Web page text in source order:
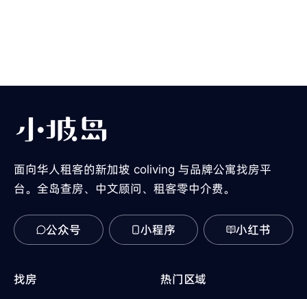
面向华人租客的新加坡 coliving 与品牌公寓找房平
台。全岛查房、中文顾问、租客零中介费。
公众号 小程序 小红书
找房
热门区域